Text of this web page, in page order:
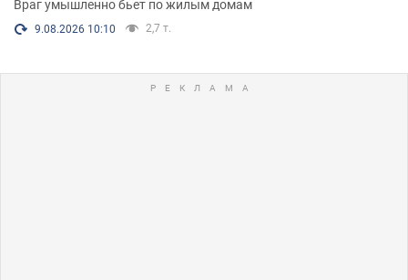
Враг умышленно бьет по жилым домам
9.08.2026 10:10 2,7 т.